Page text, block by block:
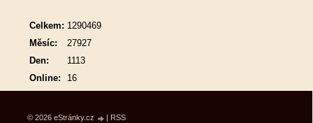
Online: 16
Celkem: 1290469
Měsíc:
27927
Den:
1113
© 2026 eStránky.cz | RSS